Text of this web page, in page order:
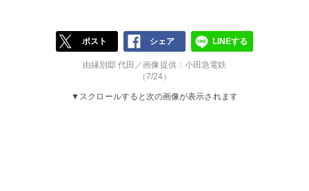
ポスト シェア LINEする
由縁別邸 代田／画像提供：小田急電鉄
（7/24）
▼スクロールすると次の画像が表示されます